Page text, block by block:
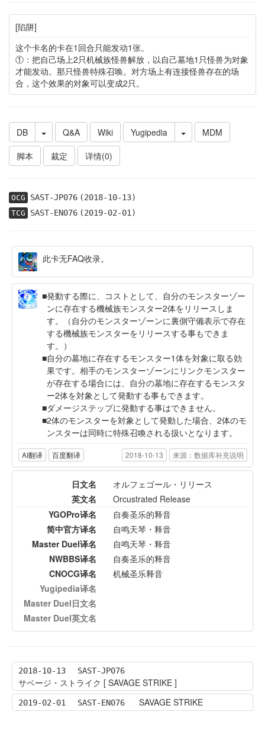
[陷阱]
这个卡名的卡在1回合只能发动1张。
①：把自己场上2只机械族怪兽解放，以自己墓地1只怪兽为对象
才能发动。那只怪兽特殊召唤。对方场上有连接怪兽存在的场
合，这个效果的对象可以变成2只。
DB Q&A Wiki Yugipedia
MDM
脚本
裁定 详情(0)
OCG SAST-JP076(2018-10-13)
TCG SAST-EN076(2019-02-01)
此卡无FAQ收录。
発動する際に、コストとして、自分のモンスターゾー
ンに存在する機械族モンスター2体をリリースしま
す。（自分のモンスターゾーンに裏側守備表示で存在
する機械族モンスターをリリースする事もできま
す。）
自分の墓地に存在するモンスター1体を対象に取る効
果です。相手のモンスターゾーンにリンクモンスター
が存在する場合には、自分の墓地に存在するモンスタ
ー2体を対象として発動する事もできます。
ダメージステップに発動する事はできません。
2体のモンスターを対象として発動した場合、2体のモ
ンスターは同時に特殊召喚される扱いとなります。
AI翻译 百度翻译 2018-10-13 来源：数据库补充说明
日文名
オルフェゴール・リリース
英文名
Orcustrated Release
YGOPro译名
自奏圣乐的释音
简中官方译名
自鸣天琴・释音
Master Duel译名
自鸣天琴・释音
NWBBS译名
自奏圣乐的释音
CNOCG译名
机械圣乐释音
Yugipedia译名
Master Duel日文名
Master Duel英文名
2018-10-13 SAST-JP076
サベージ・ストライク [ SAVAGE STRIKE ]
2019-02-01 SAST-EN076 SAVAGE STRIKE